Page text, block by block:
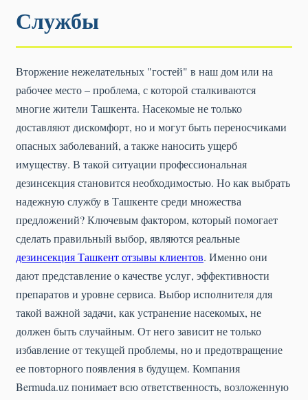
Службы
Вторжение нежелательных "гостей" в наш дом или на
рабочее место – проблема, с которой сталкиваются
многие жители Ташкента. Насекомые не только
доставляют дискомфорт, но и могут быть переносчиками
опасных заболеваний, а также наносить ущерб
имуществу. В такой ситуации профессиональная
дезинсекция становится необходимостью. Но как выбрать
надежную службу в Ташкенте среди множества
предложений? Ключевым фактором, который помогает
сделать правильный выбор, являются реальные
дезинсекция Ташкент отзывы клиентов. Именно они
дают представление о качестве услуг, эффективности
препаратов и уровне сервиса. Выбор исполнителя для
такой важной задачи, как устранение насекомых, не
должен быть случайным. От него зависит не только
избавление от текущей проблемы, но и предотвращение
ее повторного появления в будущем. Компания
Bermuda.uz понимает всю ответственность, возложенную